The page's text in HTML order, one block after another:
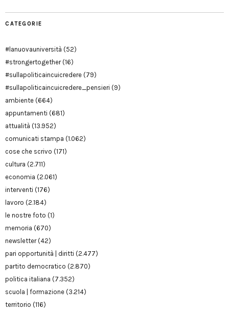
CATEGORIE
#lanuovauniversità (52)
#strongertogether(16)
#sullapoliticaincuicredere (79)
#sullapoliticaincuicredere_pensieri (9)
ambiente (664)
appuntamenti (681)
attualità (13.952)
comunicati stampa (1.062)
cose che scrivo (171)
cultura (2.711)
economia (2.061)
interventi (176)
lavoro (2.184)
le nostre foto (1)
memoria (670)
newsletter(42)
pari opportunità | diritti (2.477)
partito democratico (2.870)
politica italiana (7.352)
scuola | formazione (3.214)
territorio (116)